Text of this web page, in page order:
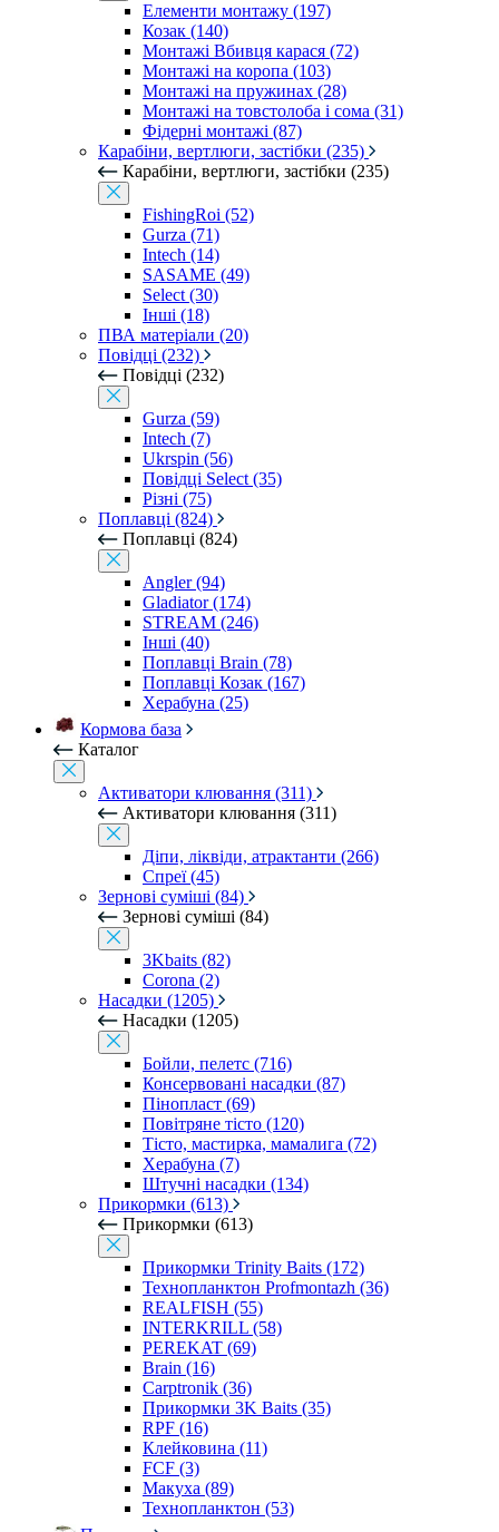
Елементи монтажу (197)
Козак (140)
Монтажі Вбивця карася (72)
Монтажі на коропа (103)
Монтажі на пружинах (28)
Монтажі на товстолоба і сома (31)
Фідерні монтажі (87)
Карабіни, вертлюги, застібки (235)
Карабіни, вертлюги, застібки (235)
FishingRoi (52)
Gurza (71)
Intech (14)
SASAME (49)
Select (30)
Інші (18)
ПВА матеріали (20)
Повідці (232)
Повідці (232)
Gurza (59)
Intech (7)
Ukrspin (56)
Повідці Select (35)
Різні (75)
Поплавці (824)
Поплавці (824)
Angler (94)
Gladiator (174)
STREAM (246)
Інші (40)
Поплавці Brain (78)
Поплавці Козак (167)
Херабуна (25)
Кормова база
Каталог
Активатори клювання (311)
Активатори клювання (311)
Діпи, ліквіди, атрактанти (266)
Спреї (45)
Зернові суміші (84)
Зернові суміші (84)
3Kbaits (82)
Corona (2)
Насадки (1205)
Насадки (1205)
Бойли, пелетс (716)
Консервовані насадки (87)
Пінопласт (69)
Повітряне тісто (120)
Тісто, мастирка, мамалига (72)
Херабуна (7)
Штучні насадки (134)
Прикормки (613)
Прикормки (613)
Прикормки Trinity Baits (172)
Технопланктон Profmontazh (36)
REALFISH (55)
INTERKRILL (58)
PEREKAT (69)
Brain (16)
Carptronik (36)
Прикормки 3K Baits (35)
RPF (16)
Клейковина (11)
FCF (3)
Макуха (89)
Технопланктон (53)